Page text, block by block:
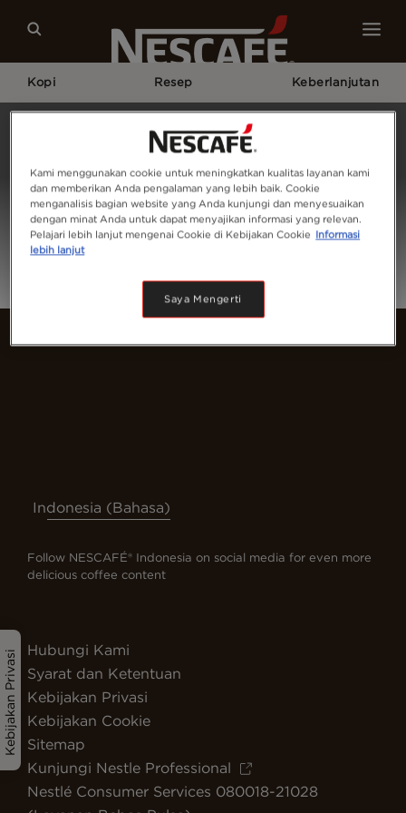
Kopi Resep Keberlanjutan
Kebijakan Privasi
Indonesia (Bahasa)
Follow NESCAFÉ® Indonesia on social media for even more
delicious coffee content
Hubungi Kami
Syarat dan Ketentuan
Kebijakan Privasi
Kebijakan Cookie
Sitemap
Kunjungi Nestle Professional
Nestlé Consumer Services 080018-21028
Kami menggunakan cookie untuk meningkatkan kualitas layanan kami
dan memberikan Anda pengalaman yang lebih baik. Cookie
menganalisis bagian website yang Anda kunjungi dan menyesuaikan
dengan minat Anda untuk dapat menyajikan informasi yang relevan.
Pelajari lebih lanjut mengenai Cookie di Kebijakan Cookie Informasi
lebih lanjut
Saya Mengerti